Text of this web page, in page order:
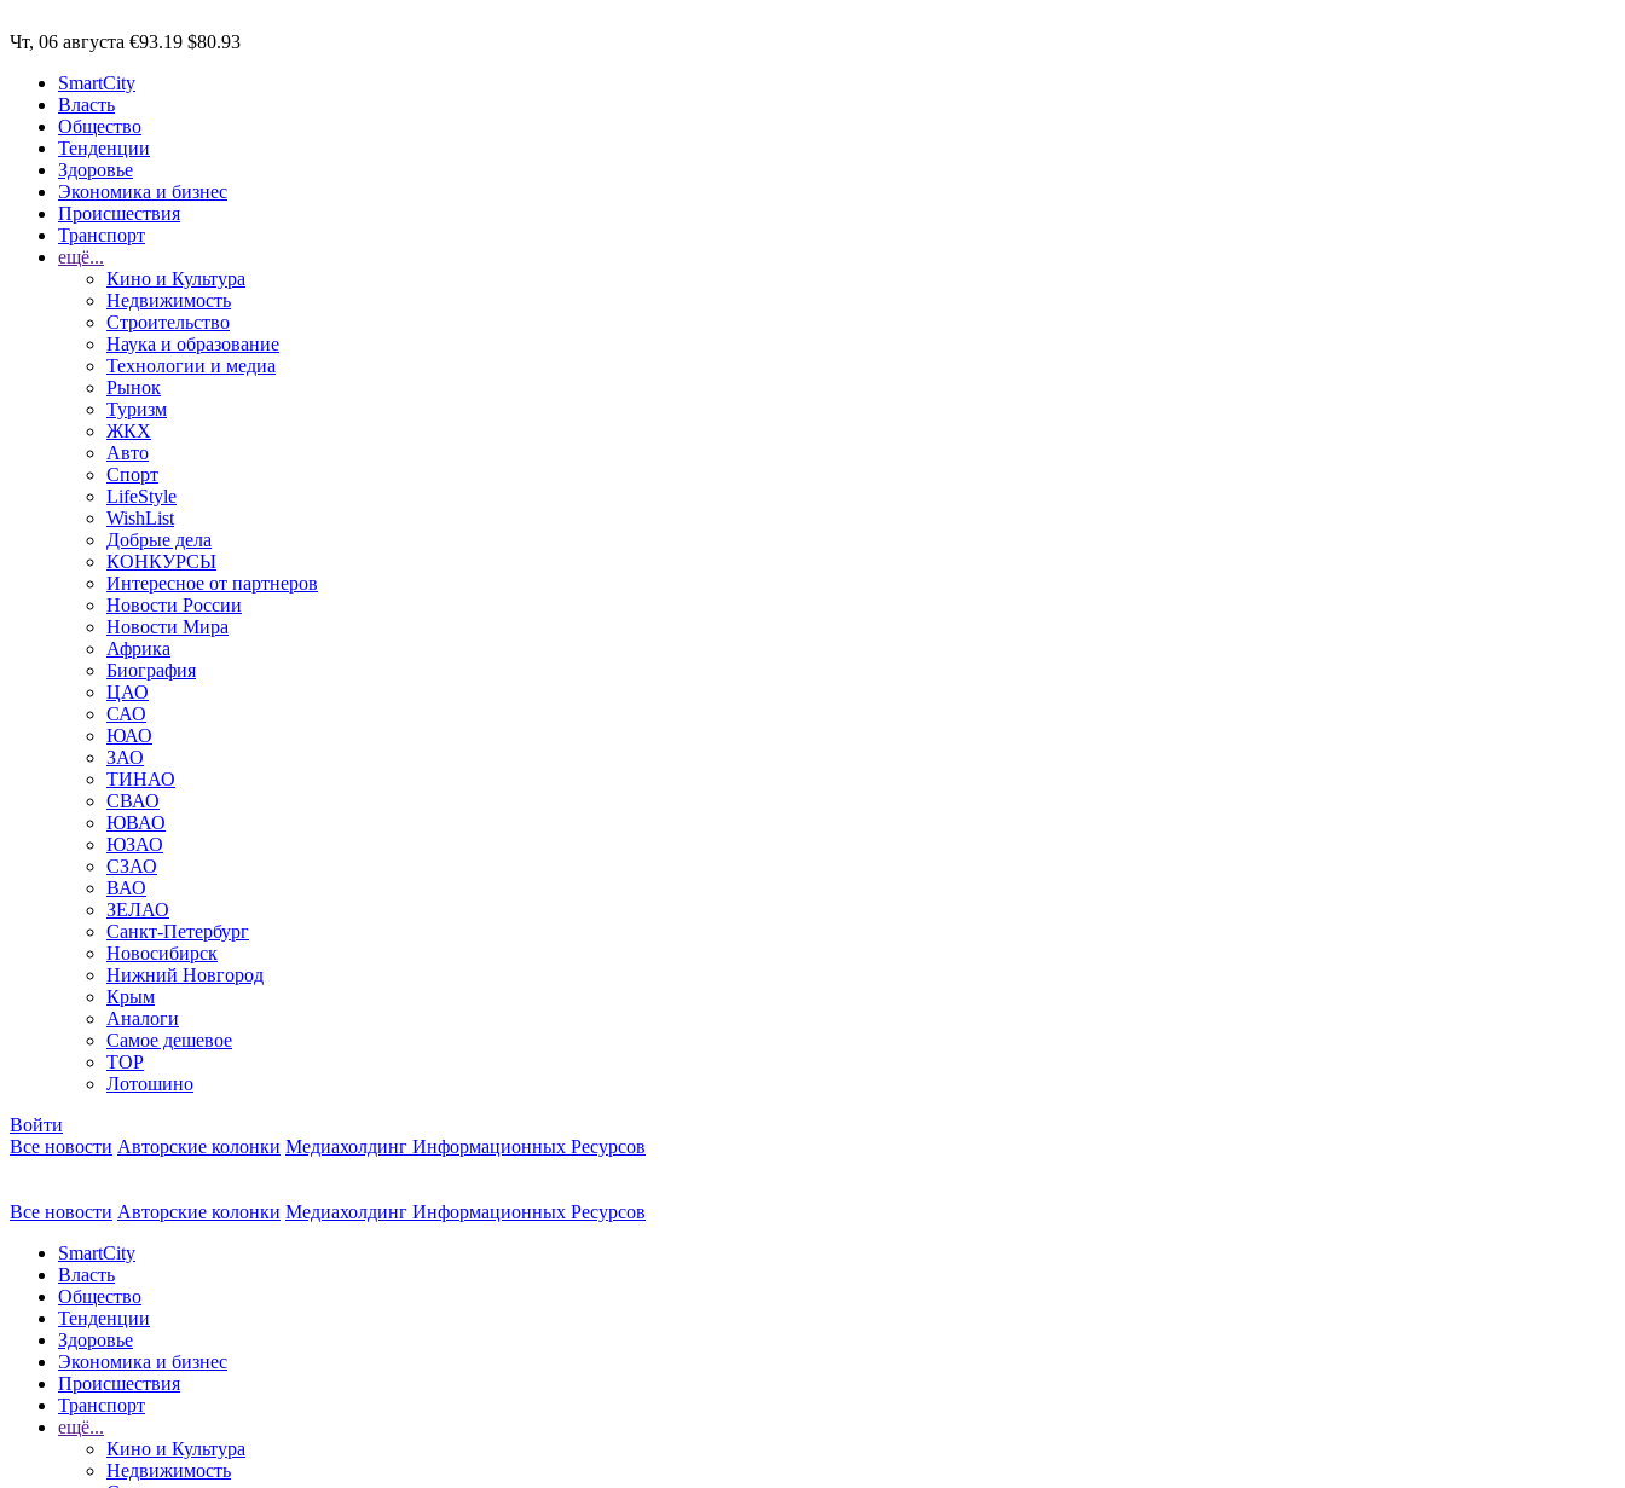
Чт, 06 августа €93.19 $80.93
SmartCity
Власть
Общество
Тенденции
Здоровье
Экономика и бизнес
Происшествия
Транспорт
ещё...
Кино и Культура
Недвижимость
Строительство
Наука и образование
Технологии и медиа
Рынок
Туризм
ЖКХ
Авто
Спорт
LifeStyle
WishList
Добрые дела
КОНКУРСЫ
Интересное от партнеров
Новости России
Новости Мира
Африка
Биография
ЦАО
САО
ЮАО
ЗАО
ТИНАО
СВАО
ЮВАО
ЮЗАО
СЗАО
ВАО
ЗЕЛАО
Санкт-Петербург
Новосибирск
Нижний Новгород
Крым
Аналоги
Самое дешевое
TOP
Лотошино
Войти
Все новости Авторские колонки Медиахолдинг Информационных Ресурсов
Все новости Авторские колонки Медиахолдинг Информационных Ресурсов
SmartCity
Власть
Общество
Тенденции
Здоровье
Экономика и бизнес
Происшествия
Транспорт
ещё...
Кино и Культура
Недвижимость